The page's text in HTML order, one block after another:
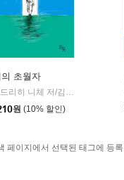
의 초월자
프리드리히 니체 저/김철 편역
원 (10% 할인)
페이지에서 선택된 태그에 등